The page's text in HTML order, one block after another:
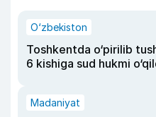
O‘zbekiston
Toshkentda o‘pirilib
6 kishiga sud hukmi
Madaniyat